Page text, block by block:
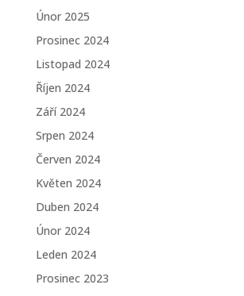
Únor 2025
Prosinec 2024
Listopad 2024
Říjen 2024
Září 2024
Srpen 2024
Červen 2024
Květen 2024
Duben 2024
Únor 2024
Leden 2024
Prosinec 2023